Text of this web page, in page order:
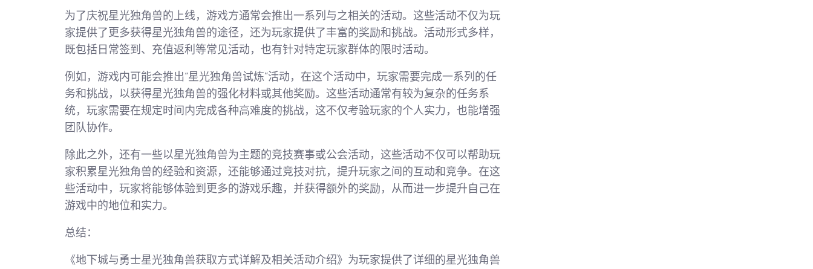
为了庆祝星光独角兽的上线，游戏方通常会推出一系列与之相关的活动。这些活动不仅为玩
家提供了更多获得星光独角兽的途径，还为玩家提供了丰富的奖励和挑战。活动形式多样，
既包括日常签到、充值返利等常见活动，也有针对特定玩家群体的限时活动。
例如，游戏内可能会推出“星光独角兽试炼”活动，在这个活动中，玩家需要完成一系列的任
务和挑战，以获得星光独角兽的强化材料或其他奖励。这些活动通常有较为复杂的任务系
统，玩家需要在规定时间内完成各种高难度的挑战，这不仅考验玩家的个人实力，也能增强
团队协作。
除此之外，还有一些以星光独角兽为主题的竞技赛事或公会活动，这些活动不仅可以帮助玩
家积累星光独角兽的经验和资源，还能够通过竞技对抗，提升玩家之间的互动和竞争。在这
些活动中，玩家将能够体验到更多的游戏乐趣，并获得额外的奖励，从而进一步提升自己在
游戏中的地位和实力。
总结：
《地下城与勇士星光独角兽获取方式详解及相关活动介绍》为玩家提供了详细的星光独角兽